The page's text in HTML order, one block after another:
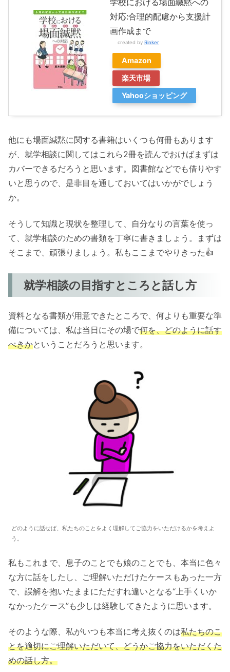
学校における場面緘黙への
対応:合理的配慮から支援計
画作成まで
created by Rinker
Amazon
楽天市場
Yahooショッピング
他にも場面緘黙に関する書籍はいくつも何冊もあります
が、就学相談に関してはこれら2冊を読んでおけばまずは
カバーできるだろうと思います。図書館などでも借りやす
いと思うので、是非目を通しておいてはいかがでしょう
か。
そうして知識と現状を整理して、自分なりの言葉を使っ
て、就学相談のための書類を丁寧に書きましょう。まずは
そこまで、頑張りましょう。私もここまでやりきった👍
就学相談の目指すところと話し方
資料となる書類が用意できたところで、何よりも重要な準
備については、私は当日にその場で何を、どのように話す
べきかということだろうと思います。
どのように話せば、私たちのことをよく理解してご協力をいただけるかを考えよ
う。
私もこれまで、息子のことでも娘のことでも、本当に色々
な方に話をしたし、ご理解いただけたケースもあった一方
で、誤解を抱いたままにただすれ違いとなる“上手くいか
なかったケース”も少しは経験してきたように思います。
そのような際、私がいつも本当に考え抜くのは私たちのこ
とを適切にご理解いただいて、どうかご協力をいただくた
めの話し方。